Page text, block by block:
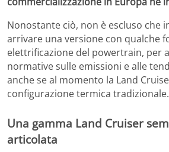
Nonostante ciò, non è escluso che
arrivare una versione con qualche
elettrificazione del powertrain, per
normative sulle emissioni e alle
anche se al momento la Land
configurazione termica tradizionale.
Una gamma Land Cruiser
articolata